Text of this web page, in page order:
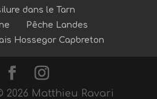
dans le Tarn
Pêche Landes
Hossegor Capbreton
2026 Matthieu Ravari